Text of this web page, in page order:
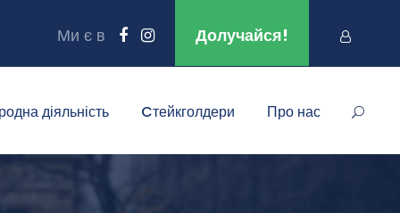
Ми є в Долучайся!
діяльність Cтейкголдери Про нас